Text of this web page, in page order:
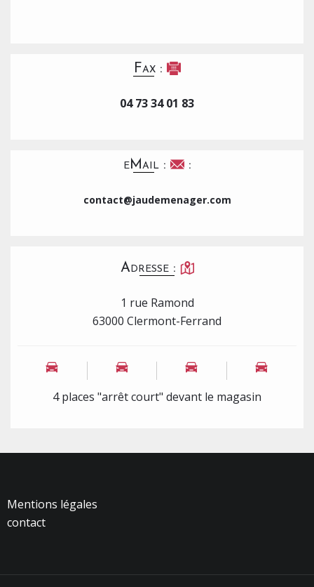
Fax :
04 73 34 01 83
eMail : :
contact@jaudemenager.com
Adresse :
1 rue Ramond
63000 Clermont-Ferrand
4 places "arrêt court" devant le magasin
Mentions légales
contact